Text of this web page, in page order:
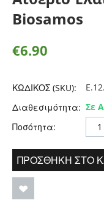
Biosamos
€6.90
ΚΩΔΙΚΟΣ (SKU):
Διαθεσιμότητα: Σε
Ποσότητα:
ΠΡΟΣΘΉΚΗ ΣΤΟ